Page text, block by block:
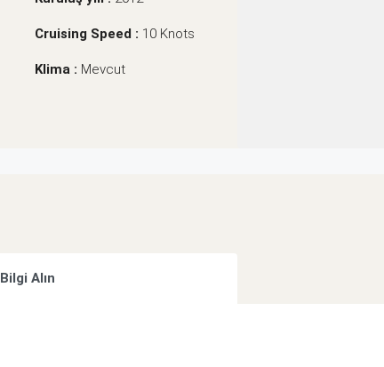
Cruising Speed : 10 Knots
Klima : Mevcut
Bilgi Alın